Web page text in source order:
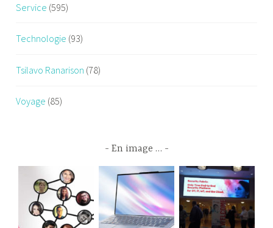
Service (595)
Technologie (93)
Tsilavo Ranarison (78)
Voyage (85)
En image …